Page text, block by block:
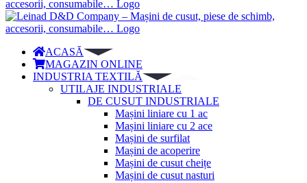
ACASĂ
MAGAZIN ONLINE
INDUSTRIA TEXTILĂ
UTILAJE INDUSTRIALE
DE CUSUT INDUSTRIALE
Mașini liniare cu 1 ac
Mașini liniare cu 2 ace
Mașini de surfilat
Mașini de acoperire
Mașini de cusut cheițe
Mașini de cusut nasturi